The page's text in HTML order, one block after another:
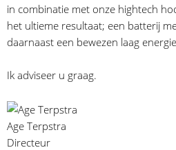
in combinatie met onze hightech
het ultieme resultaat; een batterij
daarnaast een bewezen laag
Ik adviseer u graag.
Age Terpstra
Directeur